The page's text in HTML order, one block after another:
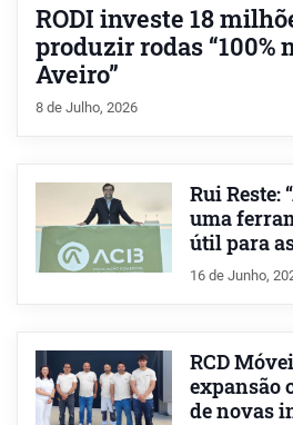
RODI investe 18
produzir rodas “100%
Aveiro”
8 de Julho, 2026
Rui Reste:
uma
útil para
16 de Junho,
RCD
expansão
de novas